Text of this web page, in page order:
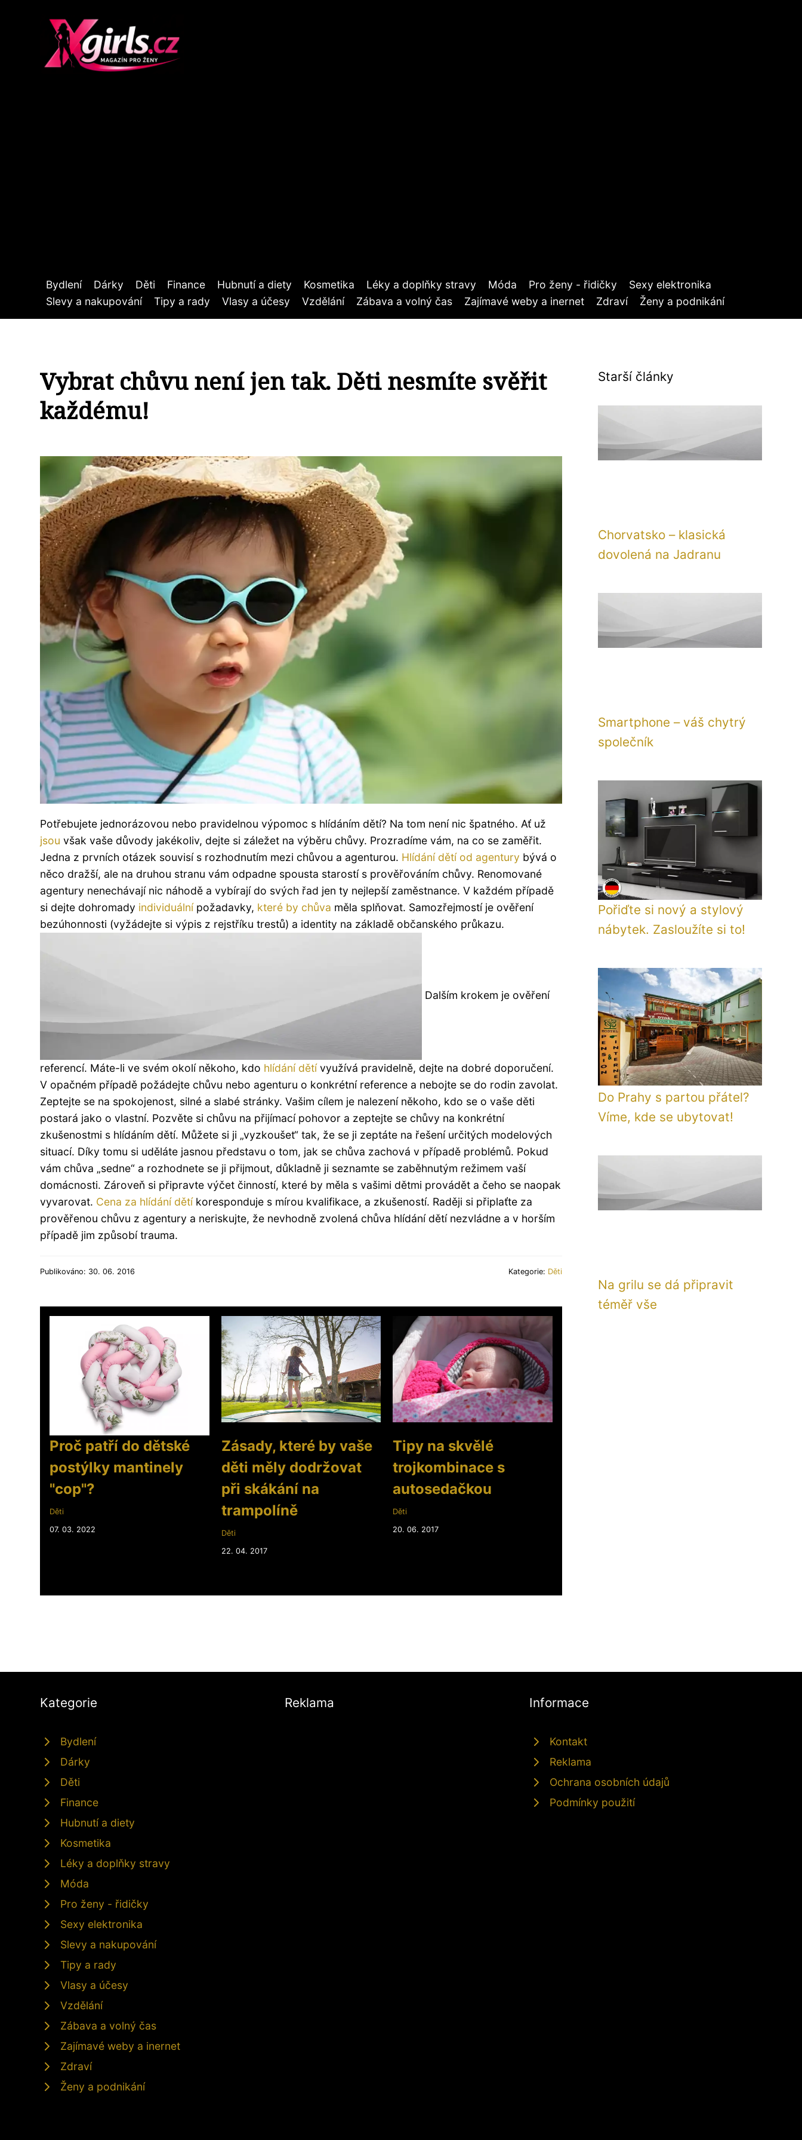
Bydlení Dárky Děti Finance Hubnutí a diety Kosmetika Léky a doplňky stravy Móda Pro ženy - řidičky
Sexy elektronika
Slevy a nakupování
Tipy a rady Vlasy a účesy Vzdělání Zábava a volný čas Zajímavé weby a inernet Zdraví Ženy a podnikání
Vybrat chůvu není jen tak. Děti nesmíte svěřit
každému!
Potřebujete jednorázovou nebo pravidelnou výpomoc s hlídáním dětí? Na tom není nic špatného. Ať už
jsou však vaše důvody jakékoliv, dejte si záležet na výběru chůvy. Prozradíme vám, na co se zaměřit.
Jedna z prvních otázek souvisí s rozhodnutím mezi chůvou a agenturou. Hlídání dětí od agentury bývá o
něco dražší, ale na druhou stranu vám odpadne spousta starostí s prověřováním chůvy. Renomované
agentury nenechávají nic náhodě a vybírají do svých řad jen ty nejlepší zaměstnance. V každém případě
si dejte dohromady individuálnípožadavky, které by chůva měla splňovat. Samozřejmostí je ověření
bezúhonnosti (vyžádejte si výpis z rejstříku trestů) a identity na základě občanského průkazu.
Dalším krokem je ověření
referencí. Máte-li ve svém okolí někoho, kdo hlídání dětívyužívá pravidelně, dejte na dobré doporučení.
V opačném případě požádejte chůvu nebo agenturu o konkrétní reference a nebojte se do rodin zavolat.
Zeptejte se na spokojenost, silné a slabé stránky. Vašim cílem je nalezení někoho, kdo se o vaše děti
postará jako o vlastní. Pozvěte si chůvu na přijímací pohovor a zeptejte se chůvy na konkrétní
zkušenostmi s hlídáním dětí. Můžete si ji „vyzkoušet“ tak, že se ji zeptáte na řešení určitých modelových
situací. Díky tomu si uděláte jasnou představu o tom, jak se chůva zachová v případě problémů. Pokud
vám chůva „sedne“ a rozhodnete se ji přijmout, důkladně ji seznamte se zaběhnutým režimem vaší
domácnosti. Zároveň si připravte výčet činností, které by měla s vašimi dětmi provádět a čeho se naopak
vyvarovat. Cena za hlídání dětíkoresponduje s mírou kvalifikace, a zkušeností. Raději si připlaťte za
prověřenou chůvu z agentury a neriskujte, že nevhodně zvolená chůva hlídání dětí nezvládne a v horším
případě jim způsobí trauma.
Publikováno: 30. 06. 2016 Kategorie: Děti
Proč patří do dětské
postýlky mantinely
"cop"?
Děti
07. 03. 2022
Zásady, které by vaše
děti měly dodržovat
při skákání na
trampolíně
Děti
22. 04. 2017
Tipy na skvělé
trojkombinace s
autosedačkou
Děti
20. 06. 2017
Starší články
Chorvatsko – klasická
dovolená na Jadranu
Smartphone – váš chytrý
společník
Pořiďte si nový a stylový
nábytek. Zasloužíte si to!
Do Prahy s partou přátel?
Víme, kde se ubytovat!
Na grilu se dá připravit
téměř vše
Kategorie
Bydlení
Dárky
Děti
Finance
Hubnutí a diety
Kosmetika
Léky a doplňky stravy
Móda
Pro ženy - řidičky
Sexy elektronika
Slevy a nakupování
Tipy a rady
Vlasy a účesy
Vzdělání
Zábava a volný čas
Zajímavé weby a inernet
Zdraví
Ženy a podnikání
Reklama Informace
Kontakt
Reklama
Ochrana osobních údajů
Podmínky použití